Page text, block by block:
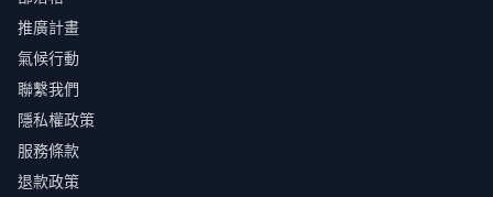
推廣計畫
氣候行動
聯繫我們
隱私權政策
服務條款
退款政策